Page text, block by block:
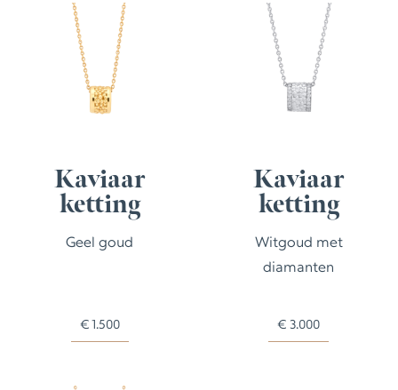
Kaviaar
ketting
Geel goud
€ 1.500
Kaviaar
ketting
Witgoud met
diamanten
€ 3.000